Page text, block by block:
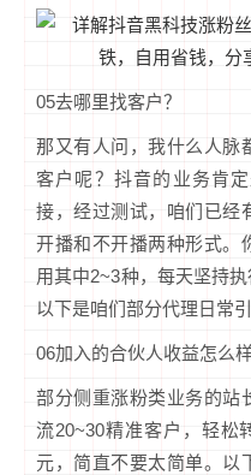
05去哪里找客户？
那又有人问，我什么人脉
客户呢？抖音的业务肯
接，经过测试，咱们已经
开播和不开播两种形式。
用其中2~3种，每天坚持
以下是咱们部分代理日常引
06加入的合伙人收益怎么样
部分侧重涨粉类业务的站
流20~30精准客户，轻松
元，简直不要太简单。以